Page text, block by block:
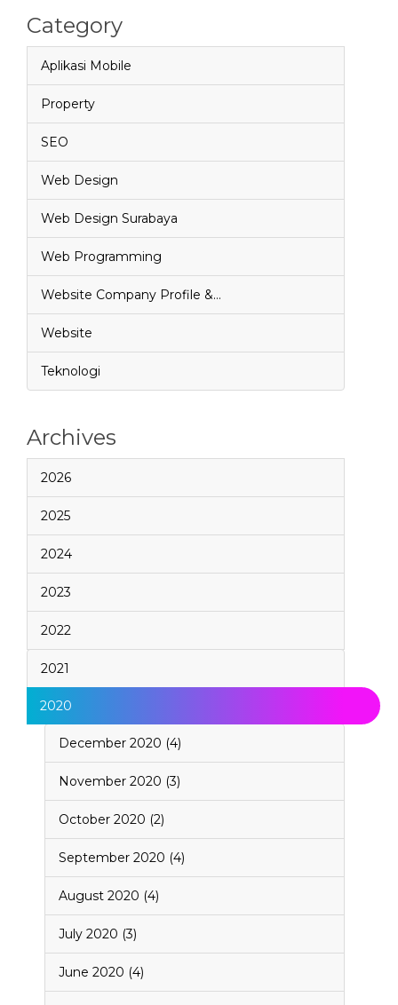
Category
Aplikasi Mobile
Property
SEO
Web Design
Web Design Surabaya
Web Programming
Website Company Profile &…
Website
Teknologi
Archives
2026
2025
2024
2023
2022
2021
2020
December 2020 (4)
November 2020 (3)
October 2020 (2)
September 2020 (4)
August 2020 (4)
July 2020 (3)
June 2020 (4)